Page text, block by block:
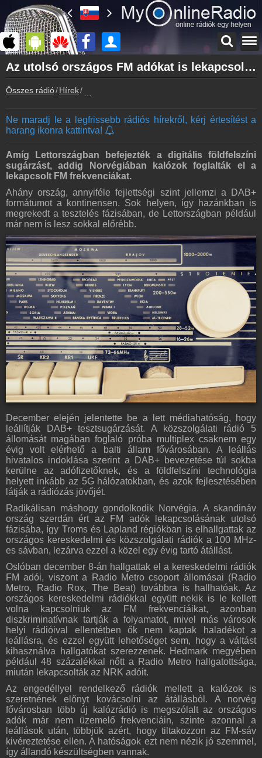
Főoldal
myonlineradio.hu
Bejelentkezés
Kapcsolat
Írj nekünk!
Partnerek
Rádiós partnerek
Rádió beágyazás
Ágyazd be weboldaladba
Online rádió készítés
Készítés lépésről lépésre
Az utolsó országos FM adókat is lekapcsolta Norvégia
Összes rádió Hírek
Ne maradj le a legfrissebb rádiós hírekről, kérj értesítést a
harang ikonra kattintva!
Amíg Lettországban befejezték a digitális földfelszíni
sugárzást, addig Norvégiában kalózok foglalták el a
lekapcsolt FM frekvenciákat.
Ahány ország, annyiféle fejlettségi szint jellemzi a DAB+
formátumot a kontinensen. Sok helyen, így hazánkban is
megrekedt a tesztelés fázisában, de Lettországban például
már nem is lesz sokkal előrébb.
December elején jelentette be a lett médiahatóság, hogy
leállítják DAB+ tesztsugárzását. A közszolgálati rádió 5
állomását magában foglaló próba multiplex csaknem egy
évig volt elérhető a balti állam fővárosában. A leállás
hivatalos indoklása szerint a DAB+ bevezetése túl sokba
kerülne az adófizetőknek, és a földfelszíni technológia
helyett inkább az 5G hálózatokban, és azok fejlesztésében
látják a rádiózás jövőjét.
Radikálisan máshogy gondolkodik Norvégia. A skandináv
ország szerdán ért az FM adók lekapcsolásának utolsó
fázisába, így Troms és Lapland régiókban is elhallgattak az
országos kereskedelmi és közszolgálati rádiók a 100 MHz-
es sávban, lezárva ezzel a közel egy évig tartó átállást.
Oslóban december 8-án hallgattak el a kereskedelmi rádiók
FM adói, viszont a Radio Metro csoport állomásai (Radio
Metro, Radio Rox, The Beat) továbbra is hallhatóak. Az
országos kereskedelmi rádiókkal együtt nekik is le kellett
volna kapcsolniuk az FM frekvenciáikat, azonban
diszkriminatívnak tartják a folyamatot, mivel más városok
helyi rádióival ellentétben ők nem kaptak haladékot a
leállásra, és ezzel együtt lehetőséget sem, hogy a váltást
kihasználva hallgatókat szerezzenek. Hedmark megyében
például 48 százalékkal nőtt a Radio Metro hallgatottsága,
miután lekapcsolták az NRK adóit.
Az engedéllyel rendelkező rádiók mellett a kalózok is
szeretnének előnyt kovácsolni az átállásból. A norvég
fővárosban több új kalózrádió is megszólalt az országos
adók már nem üzemelő frekvenciáin, szinte azonnal a
leállások után, többjük azért, hogy tiltakozzon az FM-sáv
kivéreztetése ellen. A hatóságok ezt nem nézik jó szemmel,
így állandó készültségben vannak.